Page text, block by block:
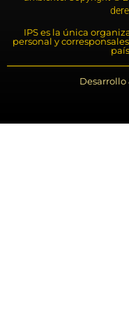
IPS es la única
personal y